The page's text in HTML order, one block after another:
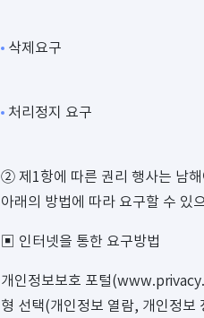
삭제요구
처리정지 요구
② 제1항에 따른 권리 행사는 남
아래의 방법에 따라 요구할 수 있
▣ 인터넷을 통한 요구방법
개인정보보호 포털
형 선택(개인정보 열람, 개인정